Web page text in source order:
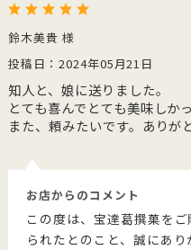
鈴木美貴 様
投稿日：2024年05月21日
知人と、娘に送りました。
とても喜んでとても美味しか
また、頼みたいです。ありが
お店からのコメント
この度は、宝達葛撰菓を
られたとのこと、誠にあ